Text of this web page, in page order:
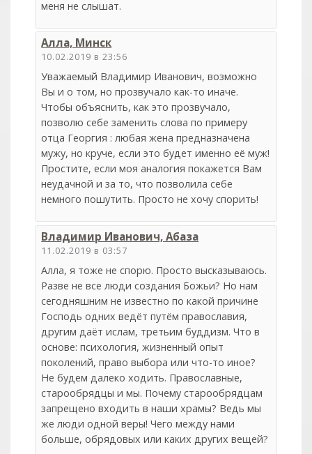
меня не слышат.
Алла, Минск
10.02.2019 в 23:56
Уважаемый Владимир Иванович, возможно
Вы и о том, но прозвучало как-то иначе.
Чтобы объяснить, как это прозвучало,
позволю себе заменить слова по примеру
отца Георгия : любая жена предназначена
мужу, но круче, если это будет именно её муж!
Простите, если моя аналогия покажется Вам
неудачной и за то, что позволила себе
немного пошутить. Просто не хочу спорить!
Владимир Иванович, Абаза
11.02.2019 в 03:57
Алла, я тоже не спорю. Просто высказываюсь.
Разве не все люди создания Божьи? Но нам
сегодняшним не известно по какой причине
Господь одних ведёт путём православия,
другим даёт ислам, третьим буддизм. Что в
основе: психология, жизненный опыт
поколений, право выбора или что-то иное?
Не будем далеко ходить. Православные,
старообрядцы и мы. Почему старообрядцам
запрещено входить в наши храмы? Ведь мы
же люди одной веры! Чего между нами
больше, обрядовых или каких других вещей?